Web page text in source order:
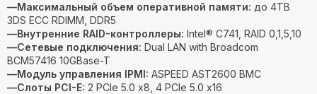
—Максимальный объем оперативной памяти: до 4TB
3DS ECC RDIMM, DDR5
—Внутренние RAID-контроллеры: Intel® C741, RAID 0,1,5,10
—Сетевые подключения: Dual LAN with Broadcom
BCM57416 10GBase-T
—Модуль управления IPMI: ASPEED AST2600 BMC
—Слоты PCI-E: 2 PCIe 5.0 x8, 4 PCIe 5.0 x16